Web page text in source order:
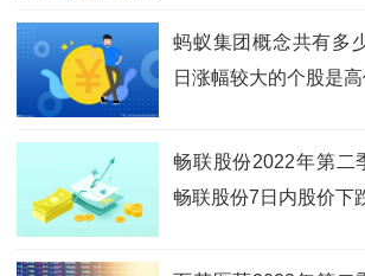
蚂蚁集团概念共有多
日涨幅较大的个股是
畅联股份2022年第二
畅联股份7日内股价下